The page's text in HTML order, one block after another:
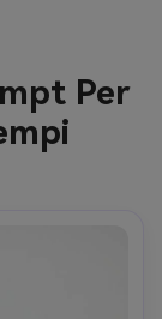
Per